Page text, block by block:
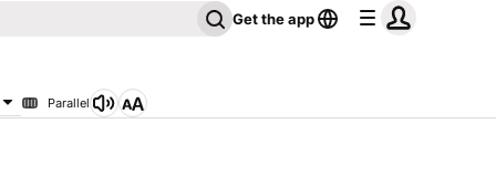
Get the app
Parallel